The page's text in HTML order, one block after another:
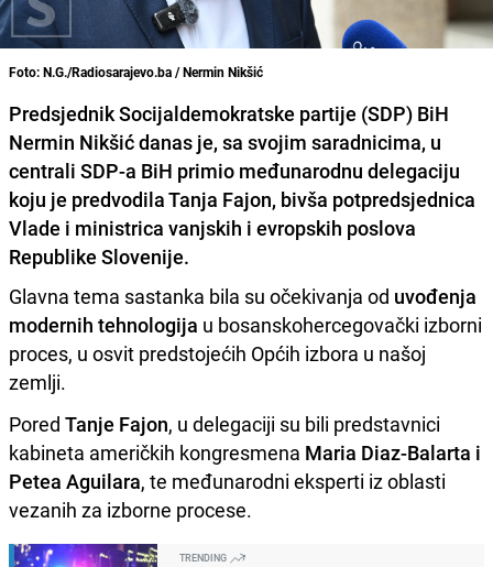
Foto: N.G./Radiosarajevo.ba / Nermin Nikšić
Predsjednik Socijaldemokratske partije (SDP) BiH
Nermin Nikšić danas je, sa svojim saradnicima, u
centrali SDP-a BiH primio međunarodnu delegaciju
koju je predvodila Tanja Fajon, bivša potpredsjednica
Vlade i ministrica vanjskih i evropskih poslova
Republike Slovenije.
Glavna tema sastanka bila su očekivanja od uvođenja
modernih tehnologija u bosanskohercegovački izborni
proces, u osvit predstojećih Općih izbora u našoj
zemlji.
Pored Tanje Fajon, u delegaciji su bili predstavnici
kabineta američkih kongresmena Maria Diaz-Balarta i
Petea Aguilara, te međunarodni eksperti iz oblasti
vezanih za izborne procese.
TRENDING